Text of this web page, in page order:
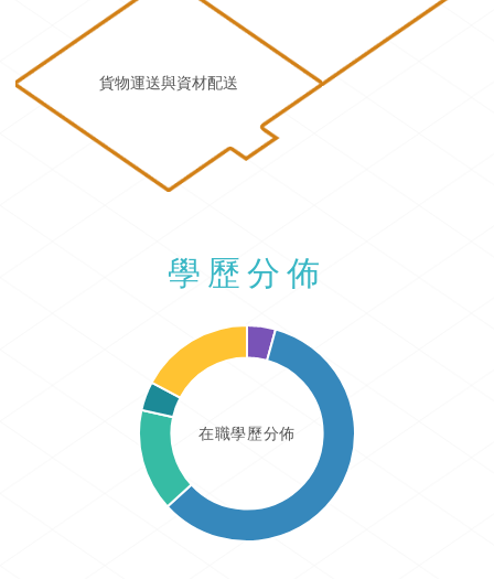
貨物運送與資材配送
學歷分佈
在職學歷分佈